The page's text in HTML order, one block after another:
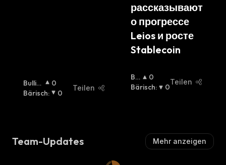
Bullisc
H:
0
Bärisch: 0
Teilen
рассказывают
о прогрессе
Leios и росте
Stablecoin
Bul
Lisc
0
Bärisch: 0
Teilen
Team-Updates Mehr anzeigen